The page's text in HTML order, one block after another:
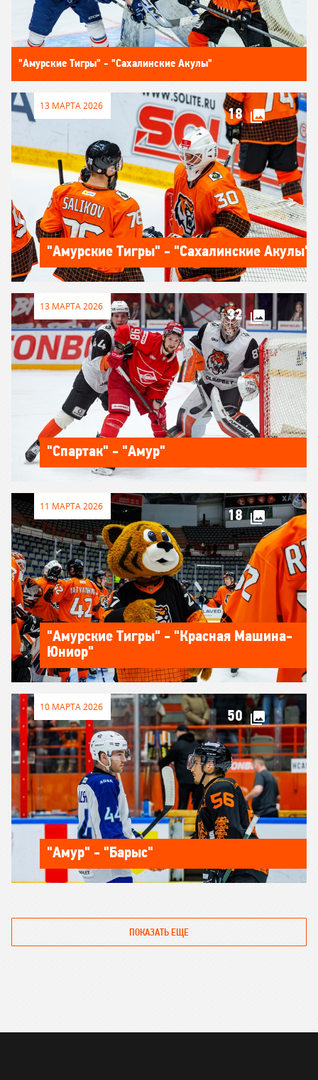
"Амурские Тигры" - "Сахалинские Акулы"
"Амурские Тигры" - "Сахалинские Акулы"
13 МАРТА 2026
18
"Спартак" - "Амур"
13 МАРТА 2026
32
"Амурские Тигры" - "Красная Машина-
Юниор"
11 МАРТА 2026
18
"Амур" - "Барыс"
10 МАРТА 2026
50
ПОКАЗАТЬ ЕЩЕ